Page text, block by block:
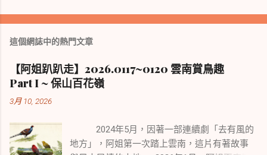
這個網誌中的熱門文章
【阿姐趴趴走】2026.0117~0120 雲南賞鳥趣
Part I ~ 保山百花嶺
3月 10, 2026
2024年5月，因著一部連續劇「去有風的
地方」，阿姐第一次踏上雲南，這片有著故事